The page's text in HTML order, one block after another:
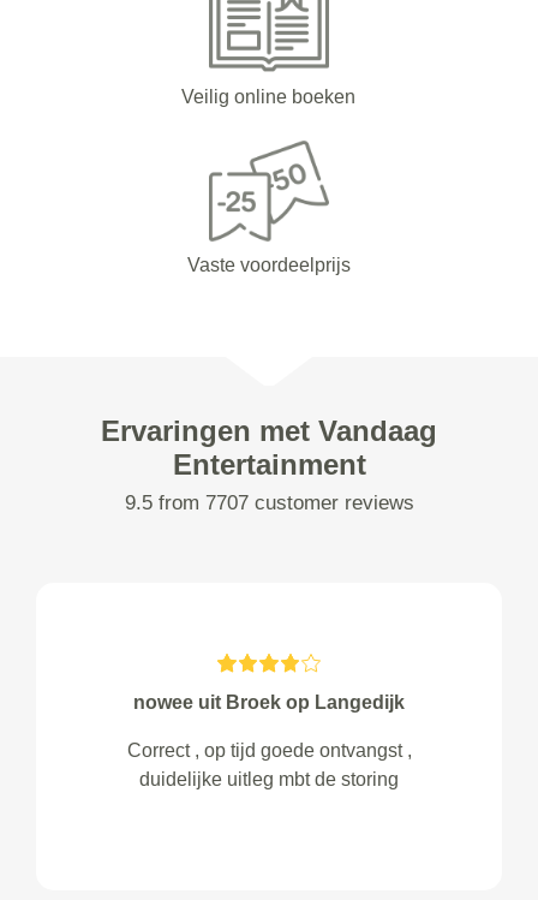
Veilig online boeken
Vaste voordeelprijs
Ervaringen met Vandaag
Entertainment
9.5 from 7707 customer reviews
nowee uit Broek op Langedijk
Correct , op tijd goede ontvangst ,
duidelijke uitleg mbt de storing